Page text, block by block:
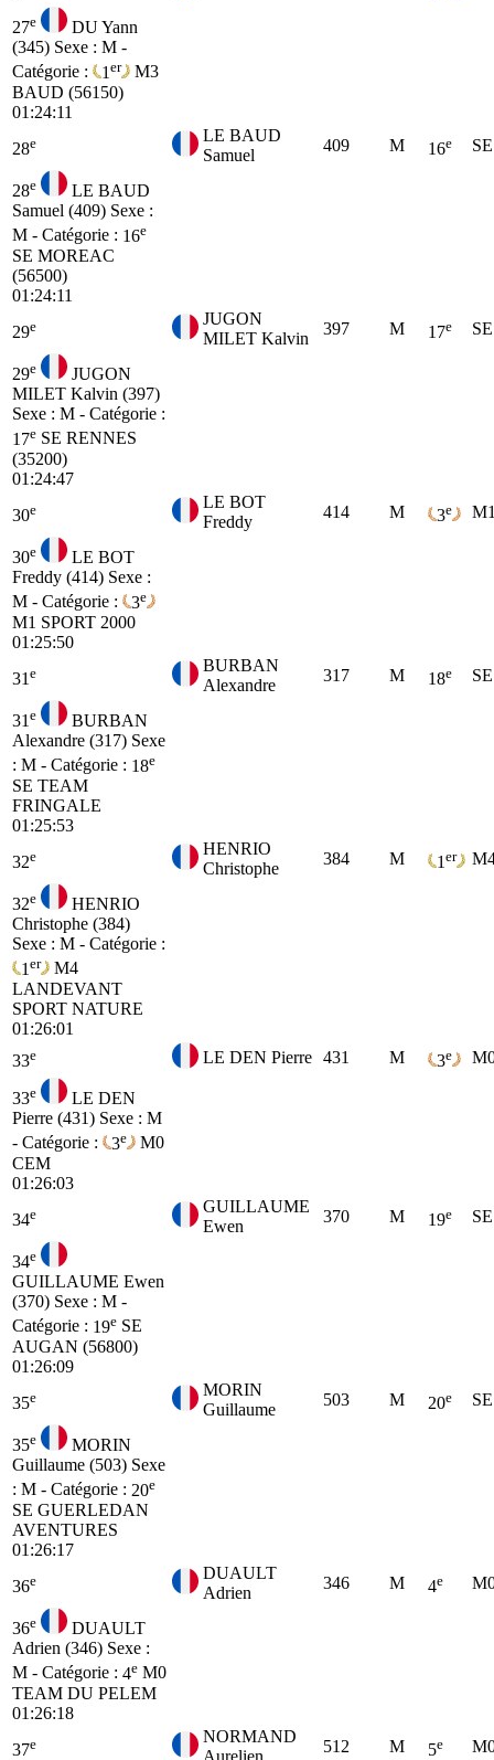
27e
DU Yann
(345) Sexe : M -
Catégorie :
1 er
M3
BAUD (56150)
01:24:11
28e
LE BAUD
Samuel
409 M 16e SE
28e
LE BAUD
Samuel (409) Sexe :
M - Catégorie : 16e
SE MOREAC
(56500)
01:24:11
29e
JUGON
MILET Kalvin
397 M 17e SE
29e
JUGON
MILET Kalvin (397)
Sexe : M - Catégorie :
17e SE RENNES
(35200)
01:24:47
30e
LE BOT
Freddy
414 M 3e
30e
LE BOT
Freddy (414) Sexe :
M - Catégorie :
3e
M1 SPORT 2000
01:25:50
31 e
BURBAN
Alexandre
317 M 18e SE
31 e
BURBAN
Alexandre (317) Sexe
: M - Catégorie : 18e
SE TEAM
FRINGALE
01:25:53
32e
HENRIO
Christophe
384 M 1 er
32e
HENRIO
Christophe (384)
Sexe : M - Catégorie :
1 er
M4
LANDEVANT
SPORT NATURE
01:26:01
33e LE DEN Pierre 431 M 3e
33e
LE DEN
Pierre (431) Sexe : M
- Catégorie :
3e
M0
CEM
01:26:03
34e
GUILLAUME
Ewen
370 M 19e SE
34e
GUILLAUME Ewen
(370) Sexe : M -
Catégorie : 19e SE
AUGAN (56800)
01:26:09
35e
MORIN
Guillaume
503 M 20e SE
35e
MORIN
Guillaume (503) Sexe
: M - Catégorie : 20e
SE GUERLEDAN
AVENTURES
01:26:17
36e
DUAULT
Adrien
346 M 4e
36e
DUAULT
Adrien (346) Sexe :
M - Catégorie : 4e M0
TEAM DU PELEM
01:26:18
37e
NORMAND
512 M 5e